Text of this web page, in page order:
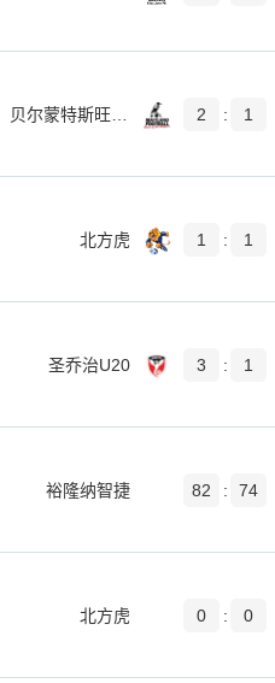
2 : 1
北方虎 1 : 1
圣乔治U20 3 : 1
裕隆纳智捷 82 : 74
北方虎 0 : 0